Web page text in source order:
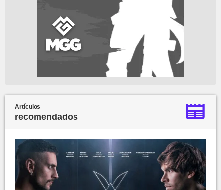
Artículos
recomendados